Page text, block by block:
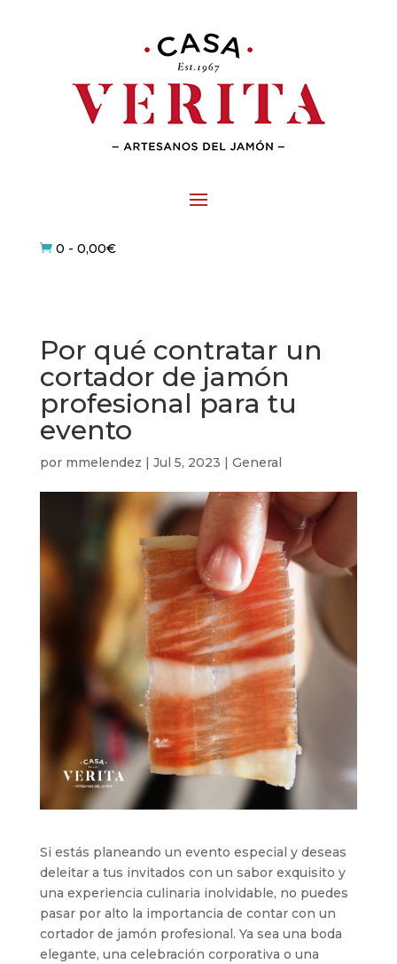
 0 - 0,00€
Por qué contratar un
cortador de jamón
profesional para tu
evento
por mmelendez | Jul 5, 2023 | General
Si estás planeando un evento especial y deseas
deleitar a tus invitados con un sabor exquisito y
una experiencia culinaria inolvidable, no puedes
pasar por alto la importancia de contar con un
cortador de jamón profesional. Ya sea una boda
elegante, una celebración corporativa o una